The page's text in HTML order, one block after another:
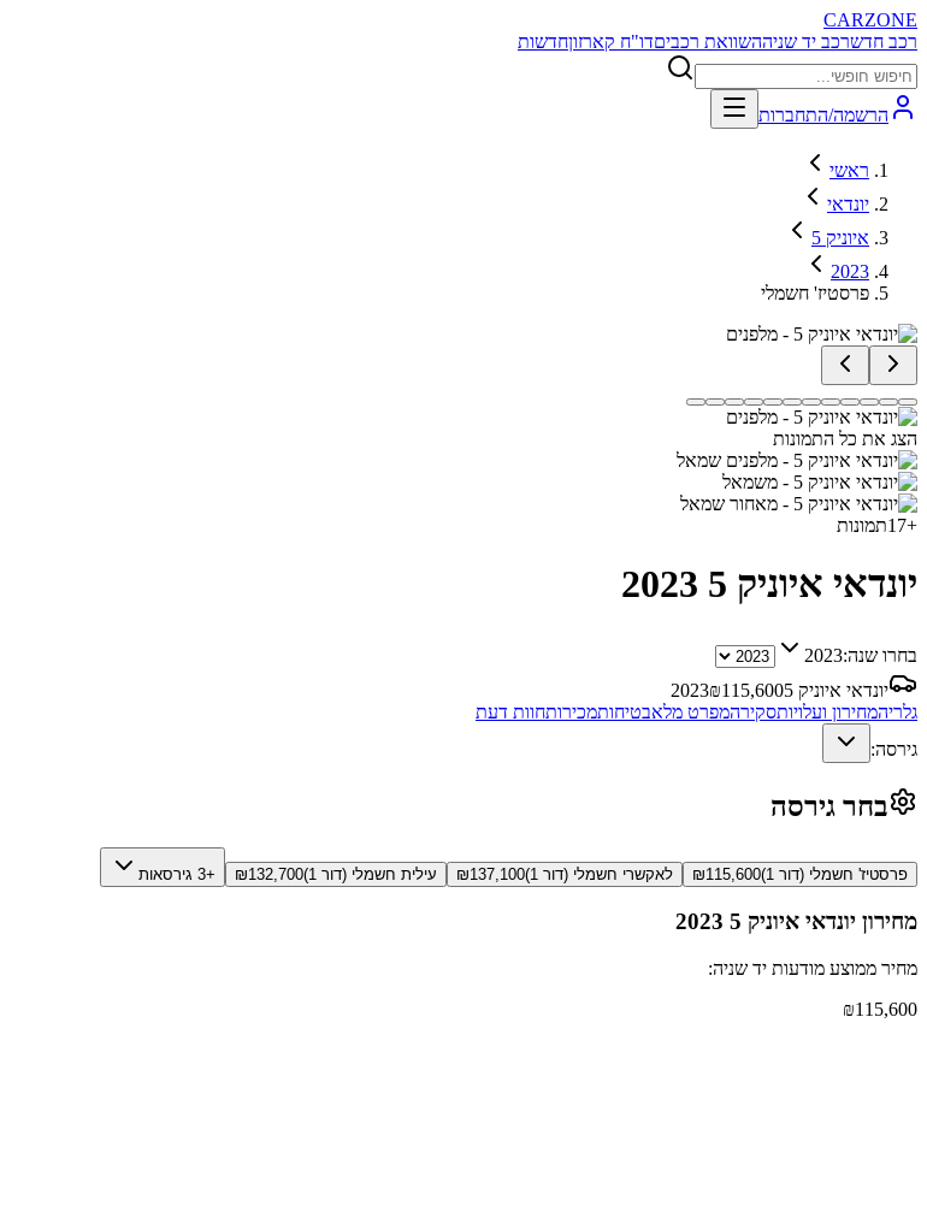
CARZONE
רכב חדשרכב יד שניההשוואת רכביםדו"ח קארזוןחדשות
הרשמה/התחברות
ראשי
יונדאי
איוניק 5
2023
פרסטיז' חשמלי
הצג את כל התמונות
+
17תמונות
יונדאי איוניק 5 2023
בחרו שנה:2023
יונדאי איוניק 5
2023₪115,600
גלריהמחירון ועלויותסקירהמפרט מלאבטיחותמכירותחוות דעת
גירסה:
בחר גירסה
פרסטיז' חשמלי (דור 1) ₪115,600 לאקשרי חשמלי (דור 1) ₪137,100 עילית חשמלי (דור 1) ₪132,700 +3 גירסאות
מחירון יונדאי איוניק 5 2023
מחיר ממוצע מודעות יד שניה:
₪115,600